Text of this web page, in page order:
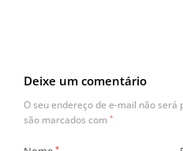
Deixe um comentário
O seu endereço de e-mail não será
são marcados com *